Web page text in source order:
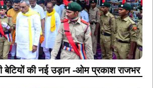
बेटियों की नई उड़ान -ओम प्रकाश राजभर